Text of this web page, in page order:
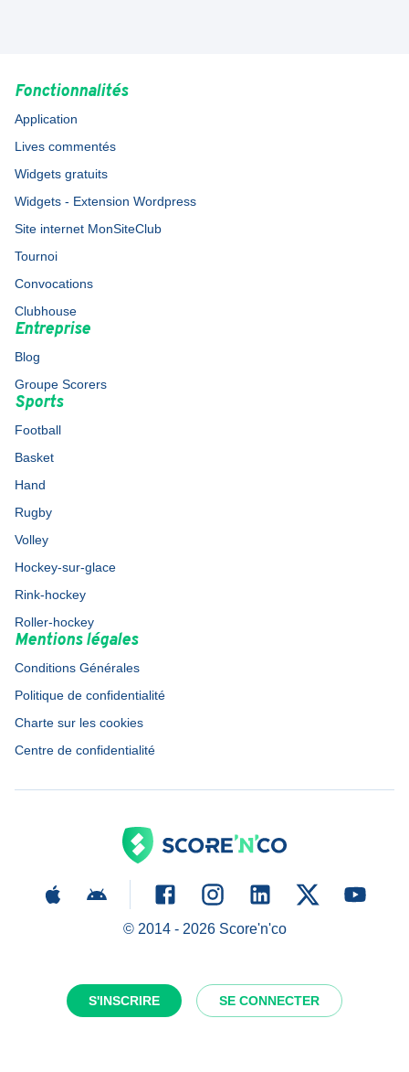
S'INSCRIRE SE CONNECTER
Fonctionnalités
Application
Lives commentés
Widgets gratuits
Widgets - Extension Wordpress
Site internet MonSiteClub
Tournoi
Convocations
Clubhouse
Entreprise
Blog
Groupe Scorers
Sports
Football
Basket
Hand
Rugby
Volley
Hockey-sur-glace
Rink-hockey
Roller-hockey
Mentions légales
Conditions Générales
Politique de confidentialité
Charte sur les cookies
Centre de confidentialité
© 2014 - 2026Score'n'co